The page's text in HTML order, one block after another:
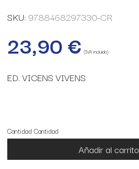
SKU: 9788468297330-CR
23,90€ (IVA incluido)
ED. VICENS VIVENS
Cantidad Cantidad
Añadir al carrito